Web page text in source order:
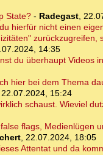
State?- Radegast,
hierfür nicht einen
14:35
du überhaupt Videos
hier bei dem Thema
22.07.2024, 15:24
schaust. Wieviel
flags, Medienlügen
, 22.07.2024, 18:05
Attentat und da